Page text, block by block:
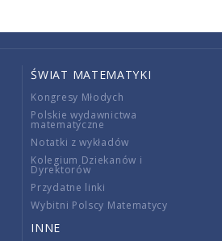
ŚWIAT MATEMATYKI
Kongresy Młodych
Polskie wydawnictwa
matematyczne
Notatki z wykładów
Kolegium Dziekanów i
Dyrektorów
Przydatne linki
Wybitni Polscy Matematycy
INNE